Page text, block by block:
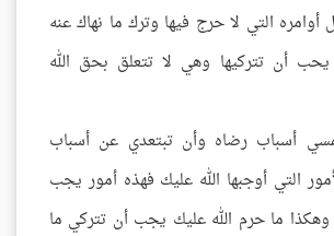
أوامره التي لا حرج فيها وترك ما نهاك عنه
يحب أن تتركيها وهي لا تتعلق بحق الله
أسباب رضاه وأن تبتعدي عن أسباب
التي أوجبها الله عليك فهذه أمور يجب
وهكذا ما حرم الله عليك يجب أن تتركي ما